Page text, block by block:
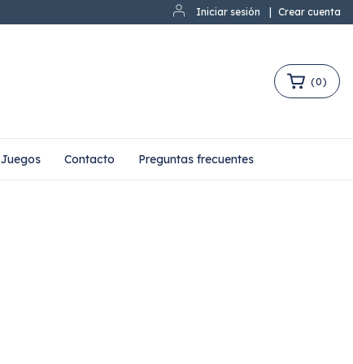
Iniciar sesión Crear cuenta
(0)
Juegos Contacto Preguntas frecuentes